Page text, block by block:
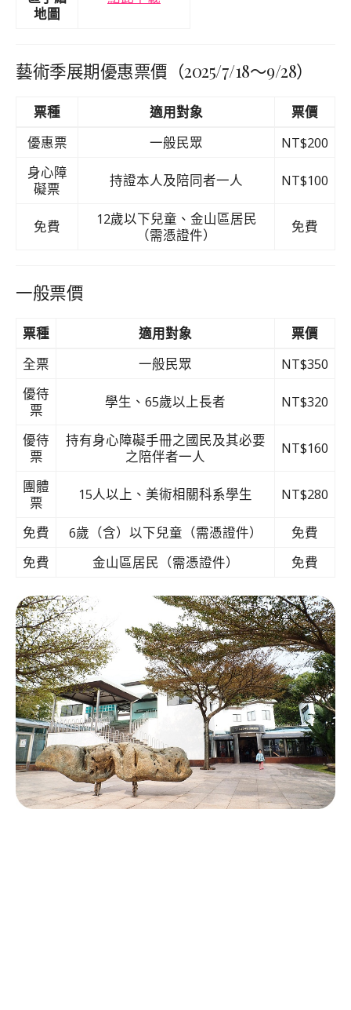
地圖
藝術季展期優惠票價（2025/7/18～9/28）
票種 適用對象
票價
優惠票
一般民眾
NT$200
身心障
礙票
持證本人及陪同者一人 NT$100
免費
12歲以下兒童、金山區居民
（需憑證件）
免費
一般票價
票種 適用對象
票價
全票
一般民眾
NT$350
優待
票
學生、65歲以上長者 NT$320
優待
票
持有身心障礙手冊之國民及其必要
之陪伴者一人
NT$160
團體
票
15人以上、美術相關科系學生 NT$280
免費 6歲（含）以下兒童（需憑證件）
免費
免費
金山區居民（需憑證件） 免費